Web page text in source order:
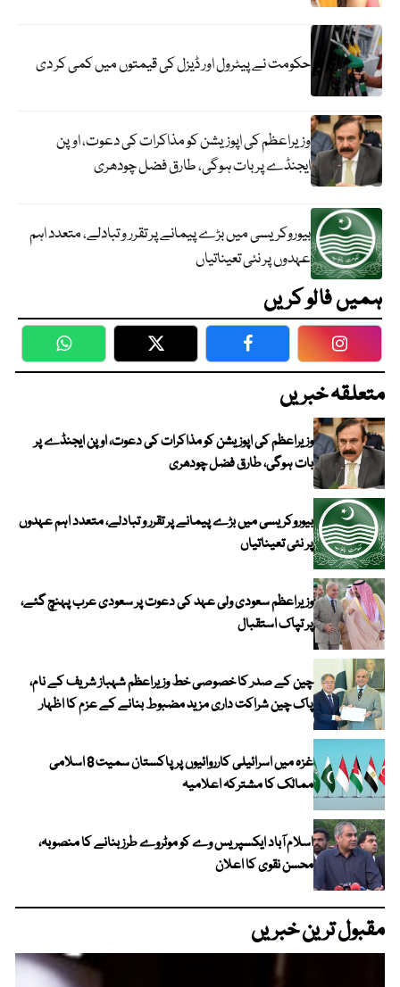
حکومت نے پیٹرول اور ڈیزل کی قیمتوں میں کمی کر دی
وزیراعظم کی اپوزیشن کو مذاکرات کی دعوت، اوپن
ایجنڈے پر بات ہوگی، طارق فضل چودھری
بیوروکریسی میں بڑے پیمانے پر تقرر و تبادلے، متعدد اہم
عہدوں پر نئی تعیناتیاں
ہمیں فالو کریں
WhatsApp Twitter Facebook
متعلقہ خبریں
وزیراعظم کی اپوزیشن کو مذاکرات کی دعوت، اوپن ایجنڈے پر
بات ہوگی، طارق فضل چودھری
بیوروکریسی میں بڑے پیمانے پر تقرر و تبادلے، متعدد اہم عہدوں
پر نئی تعیناتیاں
وزیراعظم سعودی ولی عہد کی دعوت پر سعودی عرب پہنچ گئے،
پر تپاک استقبال
چین کے صدر کا خصوصی خط وزیراعظم شہباز شریف کے نام،
پاک چین شراکت داری مزید مضبوط بنانے کے عزم کا اظہار
غزہ میں اسرائیلی کارروائیوں پر پاکستان سمیت 8 اسلامی
ممالک کا مشترکہ اعلامیہ
اسلام آباد ایکسپریس وے کو موٹروے طرز بنانے کا منصوبہ،
محسن نقوی کا اعلان
مقبول ترین خبریں